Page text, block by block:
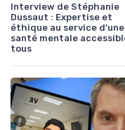
Interview de Stéphanie
Dussaut : Expertise et
éthique au service d’une
santé mentale
tous